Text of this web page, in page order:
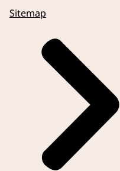
Sitemap